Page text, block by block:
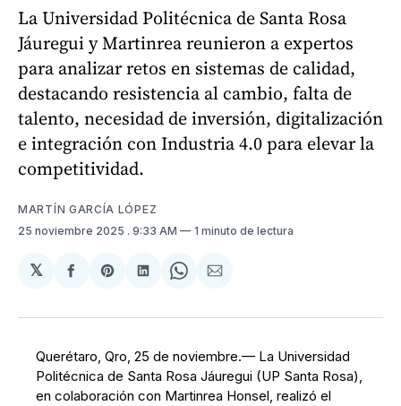
La Universidad Politécnica de Santa Rosa
Jáuregui y Martinrea reunieron a expertos
para analizar retos en sistemas de calidad,
destacando resistencia al cambio, falta de
talento, necesidad de inversión, digitalización
e integración con Industria 4.0 para elevar la
competitividad.
MARTÍN GARCÍA LÓPEZ
25 noviembre 2025 . 9:33 AM 1 minuto de lectura
𝕏
Compartir
Facebook
Share
Pinterest
Compartir
LinkedIn
Share
WhatsApp
Compartir
Email
Querétaro, Qro, 25 de noviembre.— La Universidad
Politécnica de Santa Rosa Jáuregui (UP Santa Rosa),
en colaboración con Martinrea Honsel, realizó el